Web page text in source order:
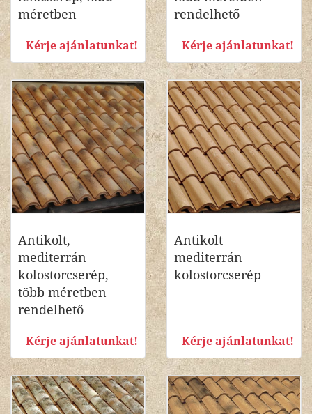
méretben
Kérje ajánlatunkat!
rendelhető
Kérje ajánlatunkat!
Antikolt,
mediterrán
kolostorcserép,
több méretben
rendelhető
Kérje ajánlatunkat!
Antikolt
mediterrán
kolostorcserép
Kérje ajánlatunkat!